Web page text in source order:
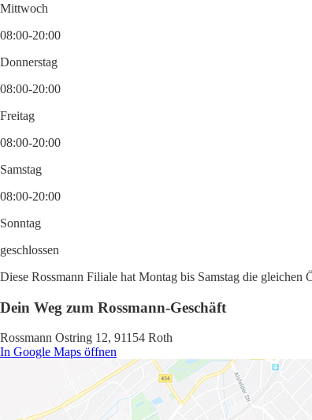
Mittwoch
08:00-20:00
Donnerstag
08:00-20:00
Freitag
08:00-20:00
Samstag
08:00-20:00
Sonntag
geschlossen
Diese Rossmann Filiale hat Montag bis Samstag die
Dein Weg zum Rossmann-Geschäft
Rossmann Ostring 12, 91154 Roth
In Google Maps öffnen